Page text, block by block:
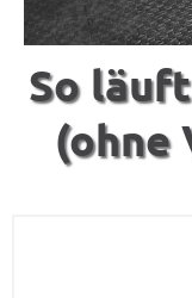
So
(ohne